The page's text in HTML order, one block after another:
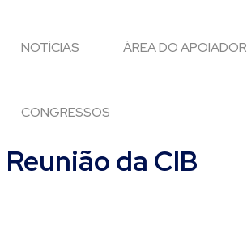
NOTÍCIAS ÁREA DO APOIADOR
CONGRESSOS
Reunião da CIB